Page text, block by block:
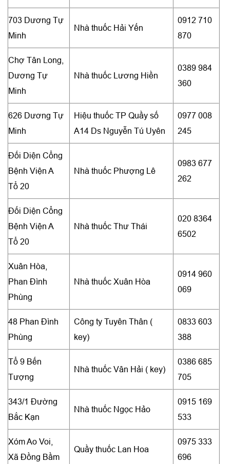
703 Dương Tự
Minh
Nhà thuốc Hải Yến
0912 710
870
Chợ Tân Long,
Dương Tự
Minh
Nhà thuốc Lương Hiền
0389 984
360
626 Dương Tự
Minh
Hiệu thuốc TP Quầy số
A14 Ds Nguyễn Tú Uyên
0977 008
245
Đối Diện Cổng
Bệnh Viện A
Tổ 20
Nhà thuốc Phượng Lê
0983 677
262
Đối Diện Cổng
Bệnh Viện A
Tổ 20
Nhà thuốc Thư Thái
020 8364
6502
Xuân Hòa,
Phan Đình
Phùng
Nhà thuốc Xuân Hòa
0914 960
069
48 Phan Đình
Phùng
Công ty Tuyên Thân (
key)
0833 603
388
Tổ 9 Bến
Tượng
Nhà thuốc Vân Hải ( key)
0386 685
705
343/1 Đường
Bắc Kạn
Nhà thuốc Ngọc Hảo
0915 169
533
Xóm Ao Voi,
Xã Đồng Bầm
Quầy thuốc Lan Hoa
0975 333
696